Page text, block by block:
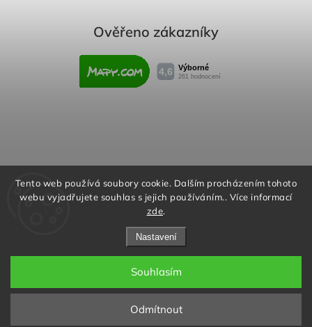
Tento web používá soubory cookie. Dalším procházením tohoto
webu vyjadřujete souhlas s jejich používáním.. Více informací
zde.
Nastavení
Odmítnout
Souhlasím
Ověřeno zákazníky
Obchodní podmínky
Reklamační řád
Podmínky ochrany osobních údajů
Copyright 2026Rafity.cz. Všechna práva vyhrazena.
Upravit nastavení cookies
Aktivujte kód "RAFITY15" na
stránce produktu nebo v košíku a
získejte slevu 15% na všechny